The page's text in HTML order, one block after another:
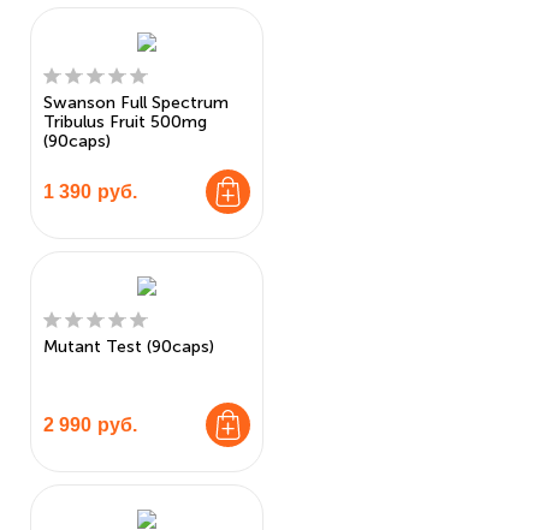
Swanson Full Spectrum
Tribulus Fruit 500mg
(90caps)
1 390 руб.
Mutant Test (90caps)
2 990 руб.